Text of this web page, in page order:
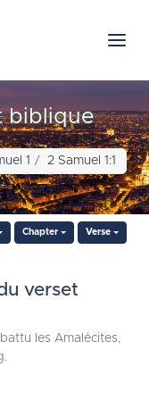
biblique
1 2 Samuel 1:1
Chapter Verse
verset
les Amalécites,